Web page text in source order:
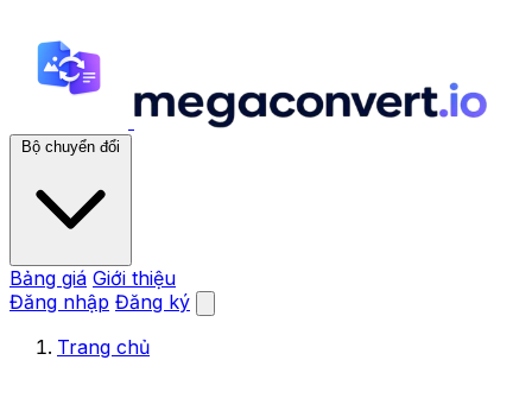
Bộ chuyển đổi
Bảng giá Giới thiệu
Đăng nhập Đăng ký
Trang chủ